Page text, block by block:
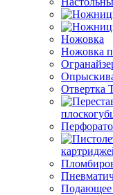
Ножовка
Ножовка
Отвертка
Подающее